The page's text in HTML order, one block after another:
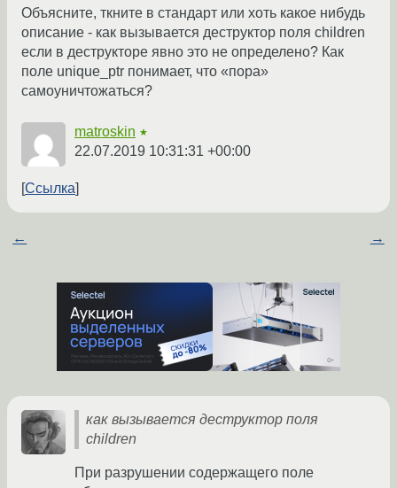
Объясните, ткните в стандарт или хоть какое нибудь
описание - как вызывается деструктор поля children
если в деструкторе явно это не определено? Как
поле unique_ptr понимает, что «пора»
самоуничтожаться?
matroskin ★
22.07.2019 10:31:31 +00:00
Ссылка
← →
как вызывается деструктор поля
children
При разрушении содержащего поле